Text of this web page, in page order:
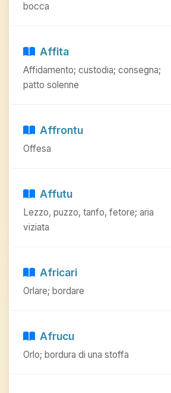
bocca
Affita
Affidamento; custodia; consegna;
patto solenne
Affrontu
Offesa
Affutu
Lezzo, puzzo, tanfo, fetore; aria
viziata
Africari
Orlare; bordare
Afrucu
Orlo; bordura di una stoffa